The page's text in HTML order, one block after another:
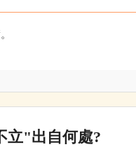
立"出自何處?